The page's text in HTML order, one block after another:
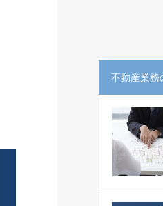
不動産業務